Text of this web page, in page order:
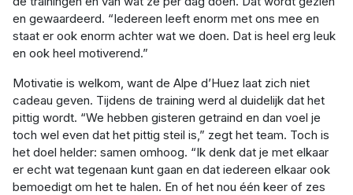
en gewaardeerd. “Iedereen leeft enorm met ons mee en
staat er ook enorm achter wat we doen. Dat is heel erg leuk
en ook heel motiverend.”
Motivatie is welkom, want de Alpe d’Huez laat zich niet
cadeau geven. Tijdens de training werd al duidelijk dat het
pittig wordt. “We hebben gisteren getraind en dan voel je
toch wel even dat het pittig steil is,” zegt het team. Toch is
het doel helder: samen omhoog. “Ik denk dat je met elkaar
er echt wat tegenaan kunt gaan en dat iedereen elkaar ook
bemoedigt om het te halen. En of het nou één keer of zes